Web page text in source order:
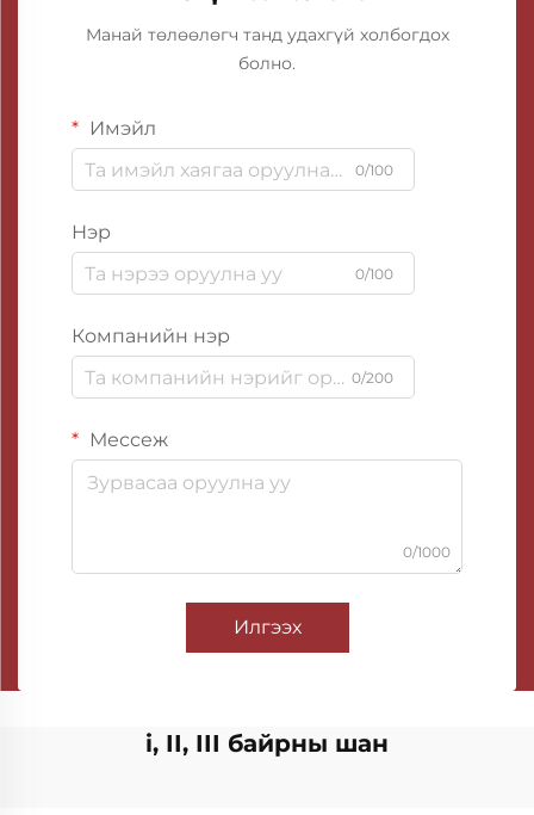
Манай төлөөлөгч танд удахгүй холбогдох
болно.
Имэйл
0/100
Нэр
0/100
Компанийн нэр
0/200
Мессеж
0/1000
Илгээх
i, II, III байрны шан